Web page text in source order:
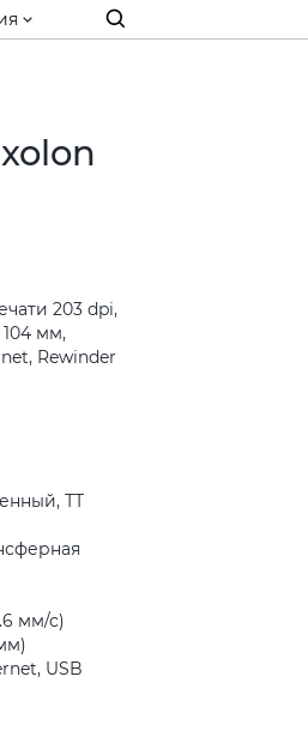
203 dpi,
мм,
Rewinder
ТТ
мм/с)
USB